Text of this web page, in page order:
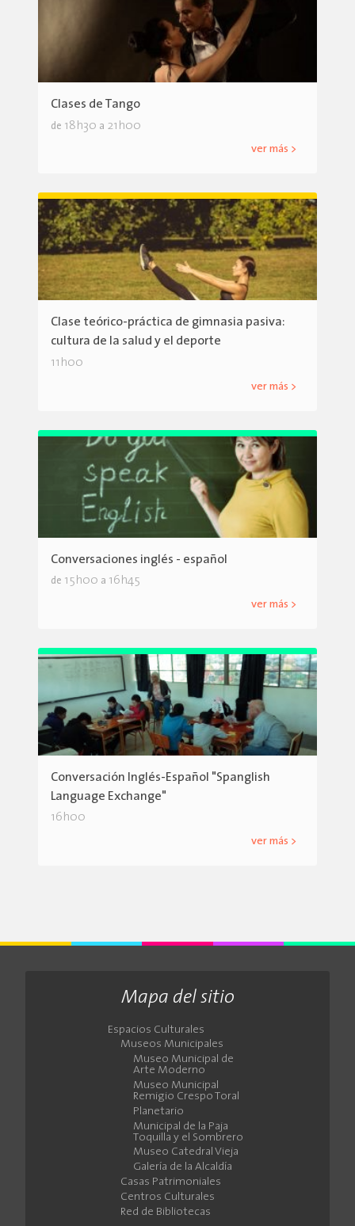
Clases de Tango
de 18h30 a 21h00
ver más >
Clase teórico-práctica de gimnasia pasiva:
cultura de la salud y el deporte
11h00
ver más >
Conversaciones inglés - español
de 15h00 a 16h45
ver más >
Conversación Inglés-Español "Spanglish
Language Exchange"
16h00
ver más >
Mapa del sitio
Espacios Culturales
Museos Municipales
Museo Municipal de
Arte Moderno
Museo Municipal
Remigio Crespo Toral
Planetario
Municipal de la Paja
Toquilla y el Sombrero
Museo Catedral Vieja
Galería de la Alcaldía
Casas Patrimoniales
Centros Culturales
Red de Bibliotecas